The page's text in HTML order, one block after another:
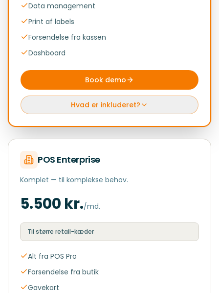
Data management
Print af labels
Forsendelse fra kassen
Dashboard
Book demo
Hvad er inkluderet?
POS Enterprise
Komplet — til komplekse behov.
5.500 kr./md.
Til større retail-kæder
Alt fra POS Pro
Forsendelse fra butik
Gavekort